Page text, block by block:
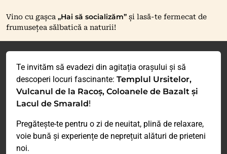
Vino cu gașca „Hai să socializăm” și lasă-te fermecat de
frumusețea sălbatică a naturii!
Te invităm să evadezi din agitația orașului și să
descoperi locuri fascinante: Templul Ursitelor,
Vulcanul de la Racoș, Coloanele de Bazalt și
Lacul de Smarald!
Pregătește-te pentru o zi de neuitat, plină de relaxare,
voie bună și experiențe de neprețuit alături de prieteni
noi.